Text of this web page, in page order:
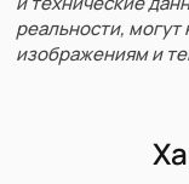
реальности, могут
изображениям и